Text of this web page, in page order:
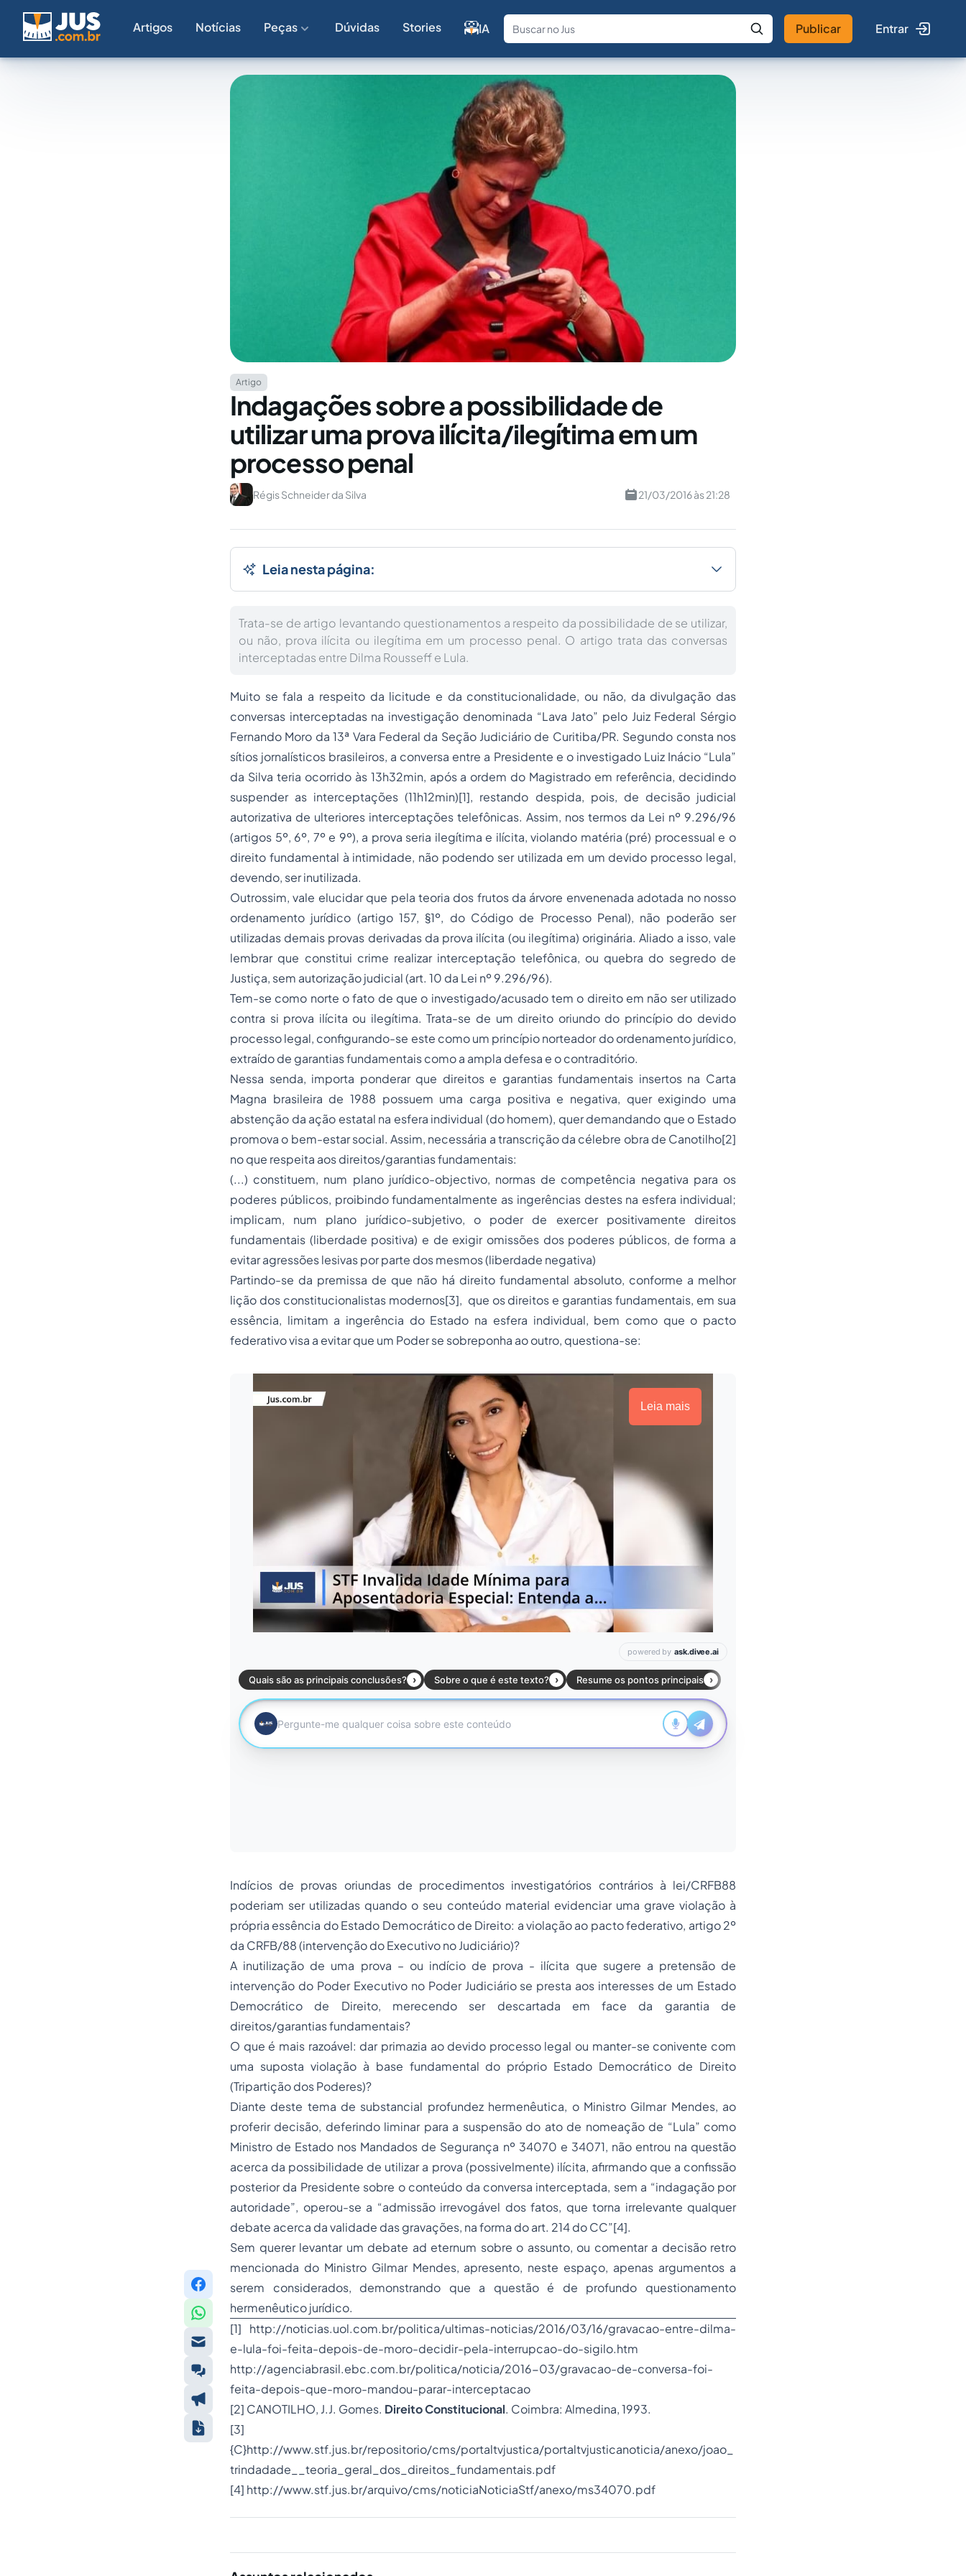
Artigos Notícias Peças Dúvidas Stories IA
Fale com a IA Buscar no Jus
Publicar Entrar
Artigo
Indagações sobre a possibilidade de
utilizar uma prova ilícita/ilegítima em um
processo penal
Régis Schneider da Silva 21/03/2016 às 21:28
Leia nesta página:
Trata-se de artigo levantando questionamentos a respeito da possibilidade de se utilizar,
ou não, prova ilícita ou ilegítima em um processo penal. O artigo trata das conversas
interceptadas entre Dilma Rousseff e Lula.
Muito se fala a respeito da licitude e da constitucionalidade, ou não, da divulgação das
conversas interceptadas na investigação denominada “Lava Jato” pelo Juiz Federal Sérgio
Fernando Moro da 13ª Vara Federal da Seção Judiciário de Curitiba/PR. Segundo consta nos
sítios jornalísticos brasileiros, a conversa entre a Presidente e o investigado Luiz Inácio “Lula”
da Silva teria ocorrido às 13h32min, após a ordem do Magistrado em referência, decidindo
suspender as interceptações (11h12min)[1], restando despida, pois, de decisão judicial
autorizativa de ulteriores interceptações telefônicas. Assim, nos termos da Lei nº 9.296/96
(artigos 5º, 6º, 7º e 9º), a prova seria ilegítima e ilícita, violando matéria (pré) processual e o
direito fundamental à intimidade, não podendo ser utilizada em um devido processo legal,
devendo, ser inutilizada.
Outrossim, vale elucidar que pela teoria dos frutos da árvore envenenada adotada no nosso
ordenamento jurídico (artigo 157, §1º, do Código de ProcessoPenal), não poderão ser
utilizadas demais provas derivadas da prova ilícita (ou ilegítima) originária. Aliado a isso, vale
lembrar que constitui crime realizar interceptação telefônica, ou quebra do segredo de
Justiça, sem autorização judicial (art. 10 da Lei nº 9.296/96).
Tem-se como norte o fato de que o investigado/acusado tem o direito em não ser utilizado
contra si prova ilícita ou ilegítima. Trata-se de um direito oriundo do princípio do devido
processo legal, configurando-se este como um princípio norteador do ordenamento jurídico,
extraído de garantias fundamentais como a ampla defesa e o contraditório.
Nessa senda, importa ponderar que direitos e garantias fundamentais insertos na Carta
Magna brasileira de 1988 possuem uma carga positiva e negativa, quer exigindo uma
abstenção da ação estatal na esfera individual (do homem), quer demandando que o Estado
promova o bem-estar social. Assim, necessária a transcrição da célebre obra de Canotilho[2]
no que respeita aos direitos/garantias fundamentais:
(...) constituem, num plano jurídico-objectivo, normas de competência negativa para os
poderes públicos, proibindo fundamentalmente as ingerências destes na esfera individual;
implicam, num plano jurídico-subjetivo, o poder de exercer positivamente direitos
fundamentais (liberdade positiva) e de exigir omissões dos poderes públicos, de forma a
evitar agressões lesivas por parte dos mesmos (liberdade negativa)
Partindo-se da premissa de que não há direito fundamental absoluto, conforme a melhor
lição dos constitucionalistas modernos[3], que os direitos e garantias fundamentais, em sua
essência, limitam a ingerência do Estado na esfera individual, bem como que o pacto
federativo visa a evitar que um Poder se sobreponha ao outro, questiona-se:
Leia mais
Indícios de provas oriundas de procedimentos investigatórios contrários à lei/CRFB88
poderiam ser utilizadas quando o seu conteúdo material evidenciar uma grave violação à
própria essência do Estado Democrático de Direito: a violação ao pacto federativo, artigo 2º
da CRFB/88 (intervenção do Executivo no Judiciário)?
A inutilização de uma prova – ou indício de prova - ilícita que sugere a pretensão de
intervenção do Poder Executivo no Poder Judiciário se presta aos interesses de um Estado
Democrático de Direito, merecendo ser descartada em face da garantia de
direitos/garantias fundamentais?
O que é mais razoável: dar primazia ao devido processo legal ou manter-se conivente com
uma suposta violação à base fundamental do próprio Estado Democrático de Direito
(Tripartição dos Poderes)?
Diante deste tema de substancial profundez hermenêutica, o Ministro Gilmar Mendes, ao
proferir decisão, deferindo liminar para a suspensão do ato de nomeação de “Lula” como
Ministro de Estado nos Mandados de Segurança nº 34070 e 34071, não entrou na questão
acerca da possibilidade de utilizar a prova (possivelmente) ilícita, afirmando que a confissão
posterior da Presidente sobre o conteúdo da conversa interceptada, sem a “indagação por
autoridade”, operou-se a “admissão irrevogável dos fatos, que torna irrelevante qualquer
debate acerca da validade das gravações, na forma do art. 214 do CC”[4].
Sem querer levantar um debate ad eternum sobre o assunto, ou comentar a decisão retro
mencionada do Ministro Gilmar Mendes, apresento, neste espaço, apenas argumentos a
serem considerados, demonstrando que a questão é de profundo questionamento
hermenêutico jurídico.
[1] http://noticias.uol.com.br/politica/ultimas-noticias/2016/03/16/gravacao-entre-dilma-
e-lula-foi-feita-depois-de-moro-decidir-pela-interrupcao-do-sigilo.htm
http://agenciabrasil.ebc.com.br/politica/noticia/2016-03/gravacao-de-conversa-foi-
feita-depois-que-moro-mandou-parar-interceptacao
[2] CANOTILHO, J.J. Gomes. Direito Constitucional. Coimbra: Almedina, 1993.
[3]
{C}http://www.stf.jus.br/repositorio/cms/portaltvjustica/portaltvjusticanoticia/anexo/joao_
trindadade__teoria_geral_dos_direitos_fundamentais.pdf
[4] http://www.stf.jus.br/arquivo/cms/noticiaNoticiaStf/anexo/ms34070.pdf